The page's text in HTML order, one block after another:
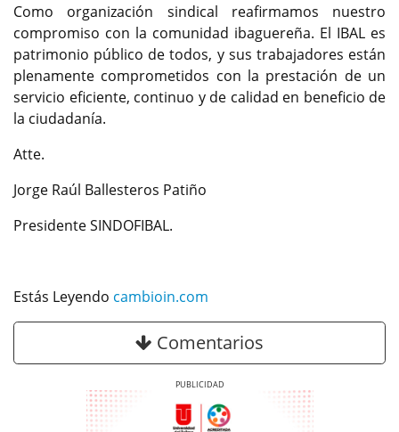
Como organización sindical reafirmamos nuestro
compromiso con la comunidad ibaguereña. El IBAL es
patrimonio público de todos, y sus trabajadores están
plenamente comprometidos con la prestación de un
servicio eficiente, continuo y de calidad en beneficio de
la ciudadanía.
Atte.
Jorge Raúl Ballesteros Patiño
Presidente SINDOFIBAL.
Estás Leyendo cambioin.com
Comentarios